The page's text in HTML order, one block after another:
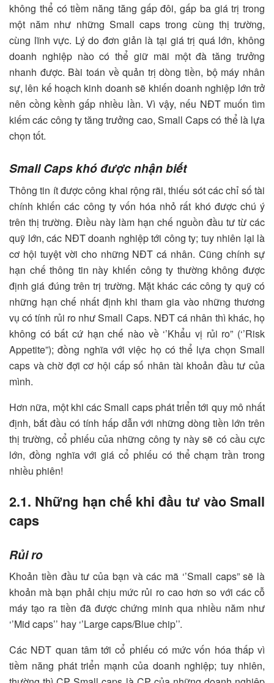
không thể có tiềm năng tăng gấp đôi, gấp ba giá trị trong
một năm như những Small caps trong cùng thị trường,
cùng lĩnh vực. Lý do đơn giản là tại giá trị quá lớn, không
doanh nghiệp nào có thể giữ mãi một đà tăng trưởng
nhanh được. Bài toán về quản trị dòng tiền, bộ máy nhân
sự, lên kế hoạch kinh doanh sẽ khiến doanh nghiệp lớn trở
nên cồng kềnh gấp nhiều lần. Vì vậy, nếu NĐT muốn tìm
kiếm các công ty tăng trưởng cao, Small Caps có thể là lựa
chọn tốt.
Small Caps khó được nhận biết
Thông tin ít được công khai rộng rãi, thiếu sót các chỉ số tài
chính khiến các công ty vốn hóa nhỏ rất khó được chú ý
trên thị trường. Điều này làm hạn chế nguồn đầu tư từ các
quỹ lớn, các NĐT doanh nghiệp tới công ty; tuy nhiên lại là
cơ hội tuyệt vời cho những NĐT cá nhân. Cũng chính sự
hạn chế thông tin này khiến công ty thường không được
định giá đúng trên trị trường. Mặt khác các công ty quỹ có
những hạn chế nhất định khi tham gia vào những thương
vụ có tính rủi ro như Small Caps. NĐT cá nhân thì khác, họ
không có bất cứ hạn chế nào về ‘’Khẩu vị rủi ro” (‘’Risk
Appetite”); đồng nghĩa với việc họ có thể lựa chọn Small
caps và chờ đợi cơ hội cấp số nhân tài khoản đầu tư của
mình.
Hơn nữa, một khi các Small caps phát triển tới quy mô nhất
định, bắt đầu có tính hấp dẫn với những dòng tiền lớn trên
thị trường, cổ phiếu của những công ty này sẽ có cầu cực
lớn, đồng nghĩa với giá cổ phiếu có thể chạm trần trong
nhiều phiên!
2.1. Những hạn chế khi đầu tư vào Small
caps
Rủi ro
Khoản tiền đầu tư của bạn và các mã ‘’Small caps” sẽ là
khoản mà bạn phải chịu mức rủi ro cao hơn so với các cỗ
máy tạo ra tiền đã được chứng minh qua nhiều năm như
‘’Mid caps’’ hay ‘’Large caps/Blue chip’’.
Các NĐT quan tâm tới cổ phiếu có mức vốn hóa thấp vì
tiềm năng phát triển mạnh của doanh nghiệp; tuy nhiên,